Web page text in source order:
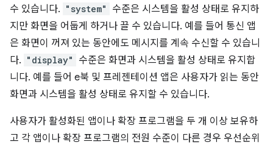
수 있습니다. "system"
수준은 시스템을 활성 상태로 유지하
지만 화면을 어둡게 하거나 끌 수 있습니다. 예를 들어 통신 앱
은 화면이 꺼져 있는 동안에도 메시지를 계속 수신할 수 있습니
다. "display"
수준은 화면과 시스템을 활성 상태로 유지합
니다. 예를 들어 e북 및 프레젠테이션 앱은 사용자가 읽는 동안
화면과 시스템을 활성 상태로 유지할 수 있습니다.
사용자가 활성화된 앱이나 확장 프로그램을 두 개 이상 보유하
고 각 앱이나 확장 프로그램의 전원 수준이 다른 경우 우선순위